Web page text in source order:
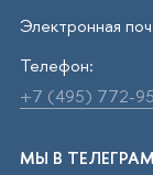
Электронная
Телефон:
+7 (495) 772-
МЫ В